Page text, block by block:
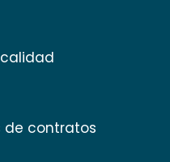
de contratos